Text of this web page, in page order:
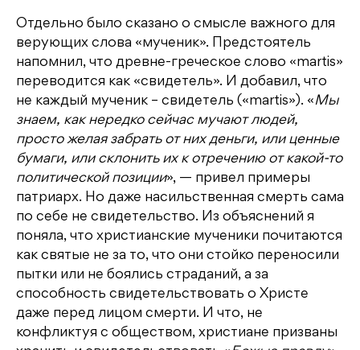
Отдельно было сказано о смысле важного для
верующих слова «мученик». Предстоятель
напомнил, что древне-греческое слово «martis»
переводится как «свидетель». И добавил, что
не каждый мученик – свидетель («martis»). «Мы
знаем, как нередко сейчас мучают людей,
просто желая забрать от них деньги, или ценные
бумаги, или склонить их к отречению от какой-то
политической позиции», — привел примеры
патриарх. Но даже насильственная смерть сама
по себе не свидетельство. Из объяснений я
поняла, что христианские мученики почитаются
как святые не за то, что они стойко переносили
пытки или не боялись страданий, а за
способность свидетельствовать о Христе
даже перед лицом смерти. И что, не
конфликтуя с обществом, христиане призваны